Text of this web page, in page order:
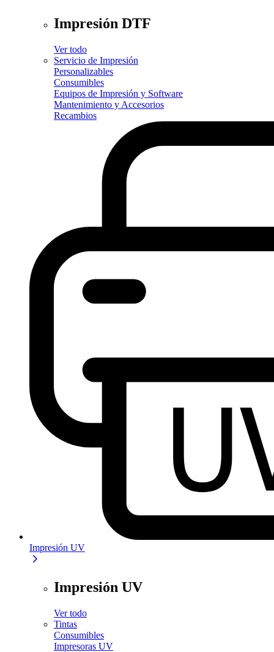
Impresión DTF
Ver todo
Servicio de Impresión
Personalizables
Consumibles
Equipos de Impresión y Software
Mantenimiento y Accesorios
Recambios
Impresión UV
Impresión UV
Ver todo
Tintas
Consumibles
Impresoras UV